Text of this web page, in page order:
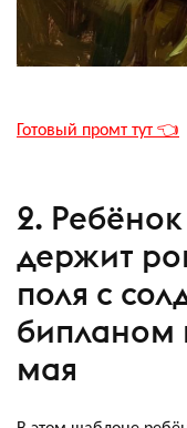
Готовый промт тут 👈
2.
держит
поля с
бипланом
мая